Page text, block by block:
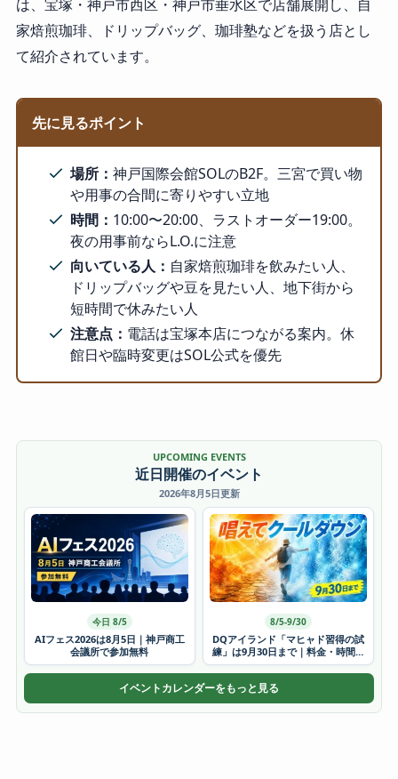
は、宝塚・神戸市西区・神戸市垂水区で店舗展開し、自
家焙煎珈琲、ドリップバッグ、珈琲塾などを扱う店とし
て紹介されています。
先に見るポイント
場所：神戸国際会館SOLのB2F。三宮で買い物
や用事の合間に寄りやすい立地
時間： 10:00〜20:00、ラストオーダー19:00。
夜の用事前ならL.O.に注意
向いている人： 自家焙煎珈琲を飲みたい人、
ドリップバッグや豆を見たい人、地下街から
短時間で休みたい人
注意点： 電話は宝塚本店につながる案内。休
館日や臨時変更はSOL公式を優先
UPCOMING EVENTS
近日開催のイベント
2026年8月5日更新
今日 8/5
AIフェス2026は8月5日｜神戸商工
会議所で参加無料
8/5-9/30
DQアイランド「マヒャド習得の試
練」は9月30日まで｜料金・時間・
かき氷
イベントカレンダーをもっと見る